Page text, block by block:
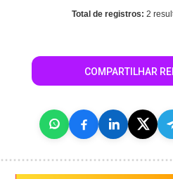
Total de registros: 2
COMPARTILHAR